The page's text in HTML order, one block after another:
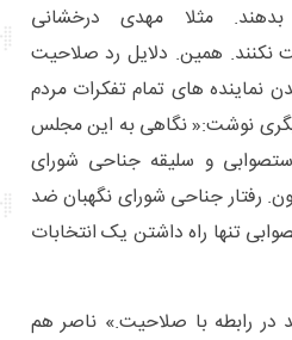
مثلا مهدی درخشانی
همین. دلایل رد صلاحیت
نماینده های تمام تفکرات مردم
نوشت:« نگاهی به این مجلس
و سلیقه جناحی شورای
رفتار جناحی شورای نگهبان ضد
تنها راه داشتن یک انتخابات
رابطه با صلاحیت.» ناصر هم